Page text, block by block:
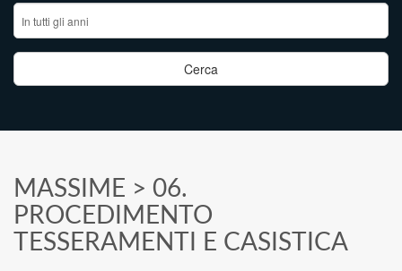
MASSIME > 06.
PROCEDIMENTO
TESSERAMENTI E CASISTICA